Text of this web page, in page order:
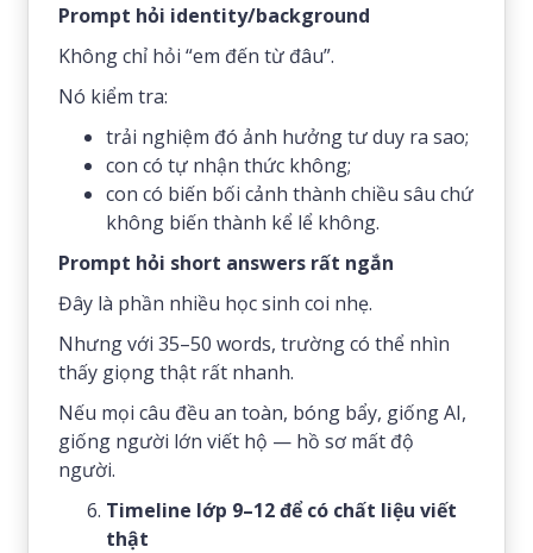
Prompt hỏi identity/background
Không chỉ hỏi “em đến từ đâu”.
Nó kiểm tra:
trải nghiệm đó ảnh hưởng tư duy ra sao;
con có tự nhận thức không;
con có biến bối cảnh thành chiều sâu chứ
không biến thành kể lể không.
Prompt hỏi short answers rất ngắn
Đây là phần nhiều học sinh coi nhẹ.
Nhưng với 35–50 words, trường có thể nhìn
thấy giọng thật rất nhanh.
Nếu mọi câu đều an toàn, bóng bẩy, giống AI,
giống người lớn viết hộ — hồ sơ mất độ
người.
Timeline lớp 9–12 để có chất liệu viết
thật